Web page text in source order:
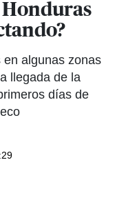
Honduras
algunas zonas
llegada de la
días de